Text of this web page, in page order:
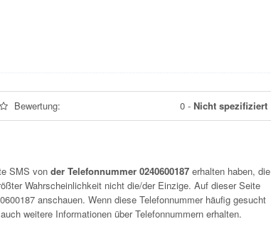
Bewertung: 0- Nicht spezifiziert
SMS von der Telefonnummer 0240600187 erhalten haben, die
Wahrscheinlichkeit nicht die/der Einzige. Auf dieser Seite
anschauen. Wenn diese Telefonnummer häufig gesucht
weitere Informationen über Telefonnummern erhalten.